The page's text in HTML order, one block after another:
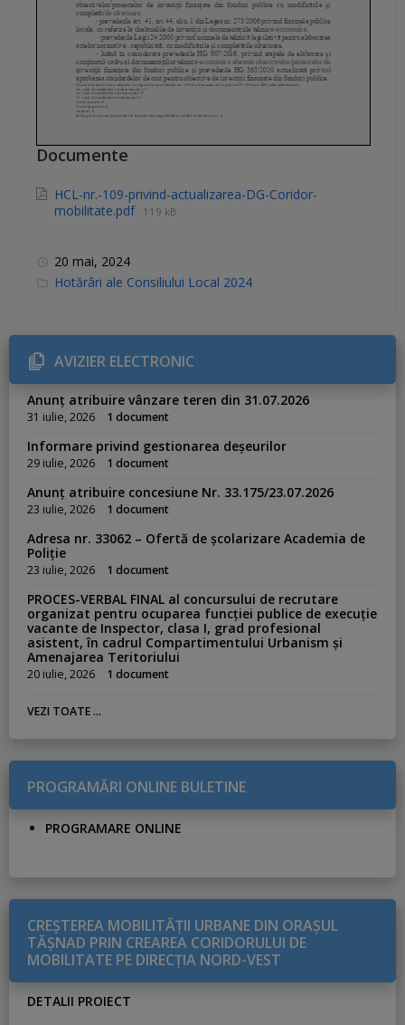
Documente
HCL-nr.-109-privind-actualizarea-DG-Coridor-
mobilitate.pdf 119 kB
20 mai, 2024
C
r
i
e
s
Hotărâri ale Consiliului Local 2024
AVIZIER ELECTRONIC
Anunț atribuire vânzare teren din 31.07.2026
31 iulie, 2026 1 document
Informare privind gestionarea deșeurilor
29 iulie, 2026 1 document
Anunț atribuire concesiune Nr. 33.175/23.07.2026
23 iulie, 2026 1 document
Adresa nr. 33062 – Ofertă de școlarizare Academia de
Poliție
23 iulie, 2026 1 document
PROCES-VERBAL FINAL al concursului de recrutare
organizat pentru ocuparea funcției publice de execuție
vacante de Inspector, clasa I, grad profesional
asistent, în cadrul Compartimentului Urbanism și
Amenajarea Teritoriului
20 iulie, 2026 1 document
VEZI TOATE ...
PROGRAMĂRI ONLINE BULETINE
PROGRAMARE ONLINE
CREŞTEREA MOBILITĂŢII URBANE DIN ORAŞUL
TĂŞNAD PRIN CREAREA CORIDORULUI DE
MOBILITATE PE DIRECŢIA NORD-VEST
DETALII PROIECT